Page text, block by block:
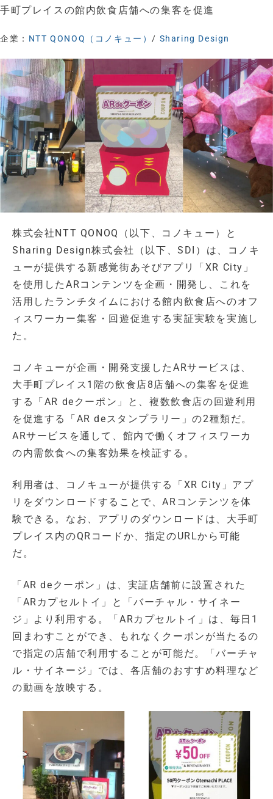
手町プレイスの館内飲食店舗への集客を促進
企業： NTT QONOQ（コノキュー）/ Sharing Design
株式会社NTT QONOQ（以下、コノキュー）と
Sharing Design株式会社（以下、SDI）は、コノキ
ューが提供する新感覚街あそびアプリ「XR City」
を使用したARコンテンツを企画・開発し、これを
活用したランチタイムにおける館内飲食店へのオフ
ィスワーカー集客・回遊促進する実証実験を実施し
た。
コノキューが企画・開発支援したARサービスは、
大手町プレイス1階の飲食店8店舗への集客を促進
する「AR deクーポン」と、複数飲食店の回遊利用
を促進する「AR deスタンプラリー」の2種類だ。
ARサービスを通して、館内で働くオフィスワーカ
の内需飲食への集客効果を検証する。
利用者は、コノキューが提供する「XR City」アプ
リをダウンロードすることで、ARコンテンツを体
験できる。なお、アプリのダウンロードは、大手町
プレイス内のQRコードか、指定のURLから可能
だ。
「AR deクーポン」は、実証店舗前に設置された
「ARカプセルトイ」と「バーチャル・サイネー
ジ」より利用する。「ARカプセルトイ」は、毎日1
回まわすことができ、もれなくクーポンが当たるの
で指定の店舗で利用することが可能だ。「バーチャ
ル・サイネージ」では、各店舗のおすすめ料理など
の動画を放映する。